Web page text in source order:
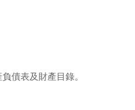
債表及財產目錄。